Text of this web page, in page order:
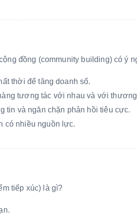
đồng (community building) có ý
thời để tăng doanh số.
tương tác với nhau và với
tin và ngăn chặn phản hồi tiêu cực.
có nhiều nguồn lực.
tiếp xúc) là gì?